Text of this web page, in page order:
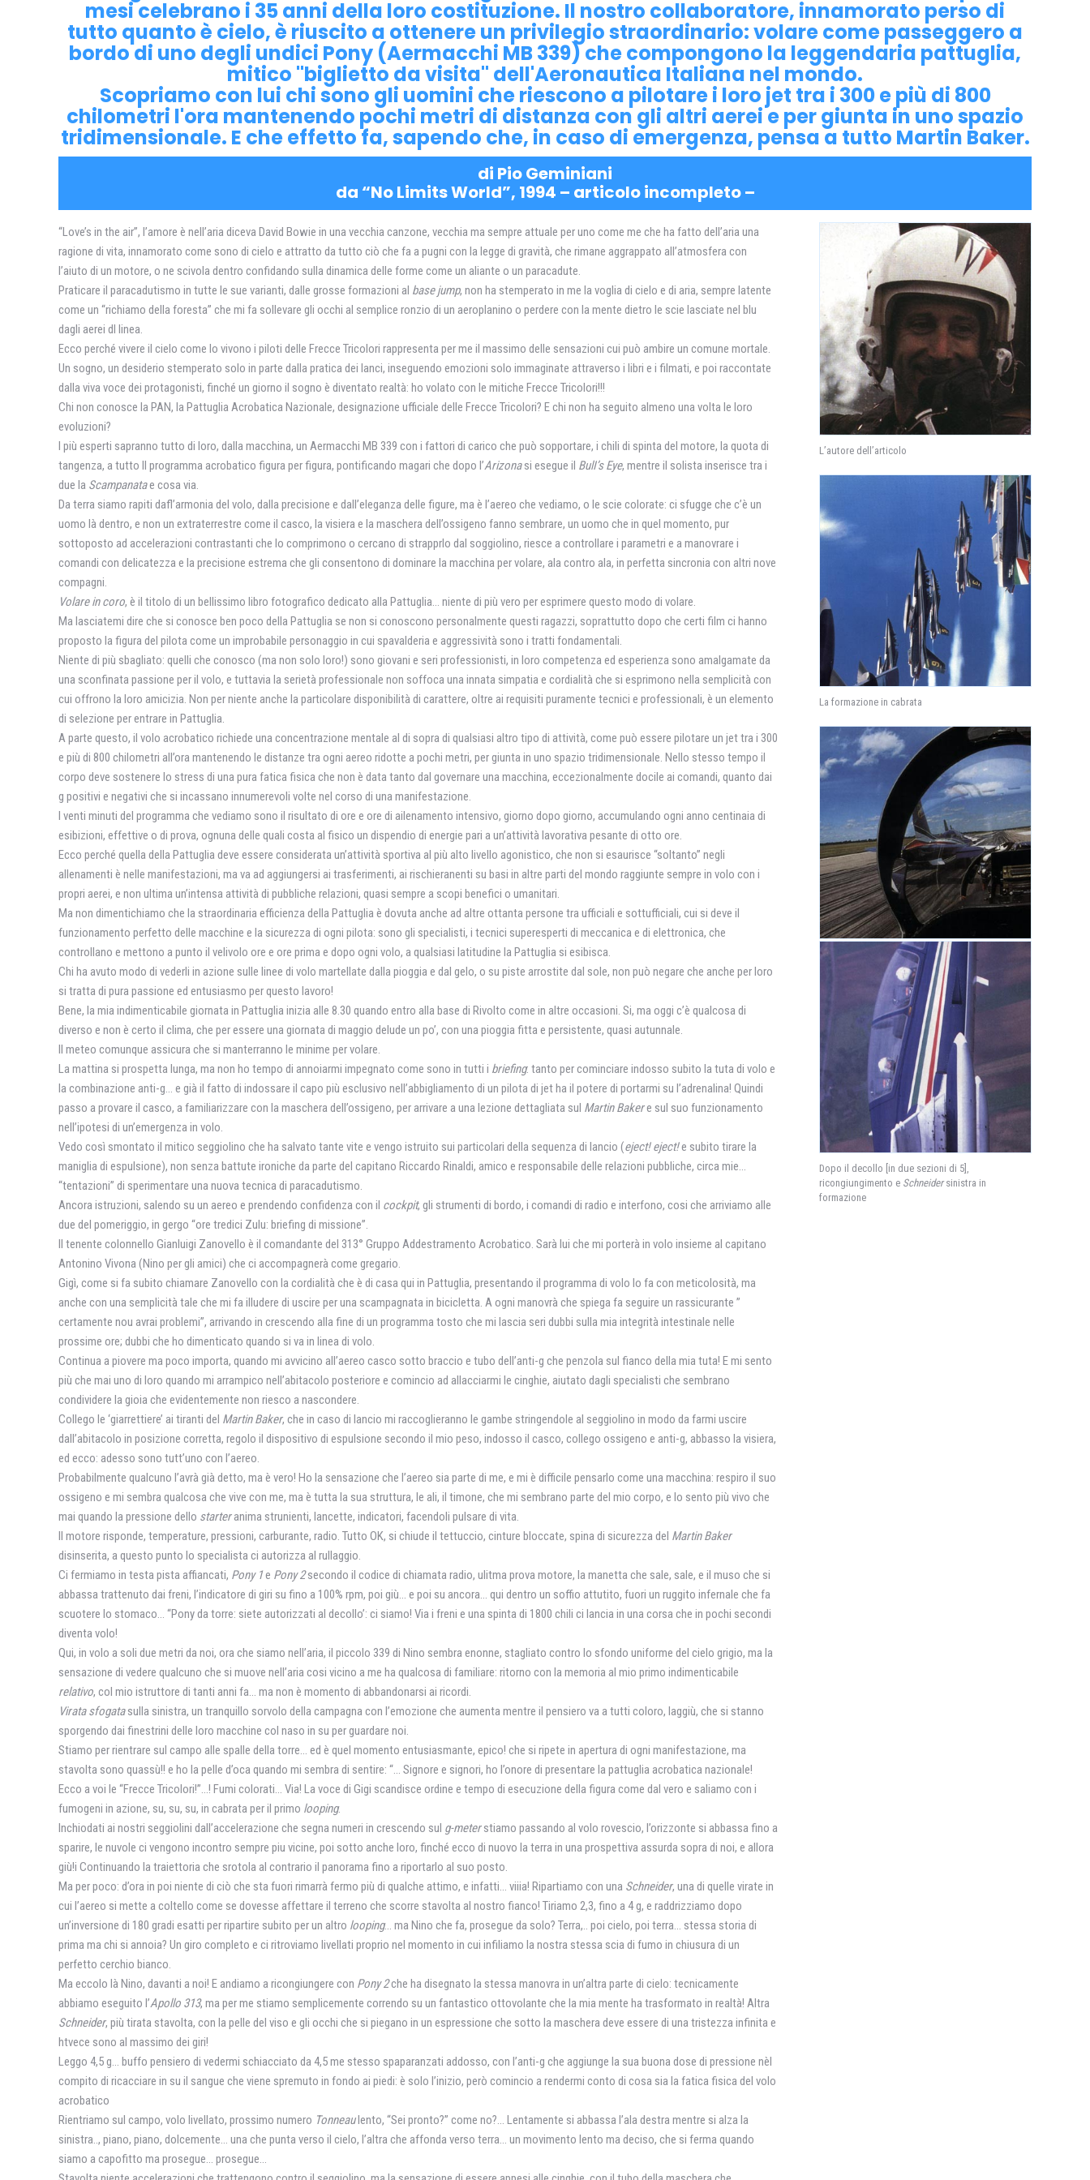
mesi celebrano i 35 anni della loro costituzione. Il nostro collaboratore, innamorato perso di
tutto quanto è cielo, è riuscito a ottenere un privilegio straordinario: volare come passeggero a
bordo di uno degli undici Pony (Aermacchi MB 339) che compongono la leggendaria pattuglia,
mitico "biglietto da visita" dell'Aeronautica Italiana nel mondo.
Scopriamo con lui chi sono gli uomini che riescono a pilotare i loro jet tra i 300 e più di 800
chilometri l'ora mantenendo pochi metri di distanza con gli altri aerei e per giunta in uno spazio
tridimensionale. E che effetto fa, sapendo che, in caso di emergenza, pensa a tutto Martin Baker.
di Pio Geminiani
da “No Limits World”, 1994 – articolo incompleto –
“Love’s in the air”, l’amore è nell’aria diceva David Bowie in una vecchia canzone, vecchia ma sempre attuale per uno come me che ha fatto dell’aria una
ragione di vita, innamorato come sono di cielo e attratto da tutto ciò che fa a pugni con la legge di gravità, che rimane aggrappato all’atmosfera con
l’aiuto di un motore, o ne scivola dentro confidando sulla dinamica delle forme come un aliante o un paracadute.
Praticare il paracadutismo in tutte le sue varianti, dalle grosse formazioni al base jump, non ha stemperato in me la voglia di cielo e di aria, sempre latente
come un “richiamo della foresta” che mi fa sollevare gli occhi al semplice ronzio di un aeroplanino o perdere con la mente dietro le scie lasciate nel blu
dagli aerei dl linea.
Ecco perché vivere il cielo come lo vivono i piloti delle Frecce Tricolori rappresenta per me il massimo delle sensazioni cui può ambire un comune mortale.
Un sogno, un desiderio stemperato solo in parte dalla pratica dei lanci, inseguendo emozioni solo immaginate attraverso i libri e i filmati, e poi raccontate
dalla viva voce dei protagonisti, finché un giorno il sogno è diventato realtà: ho volato con le mitiche Frecce Tricolori!!!
Chi non conosce la PAN, la Pattuglia Acrobatica Nazionale, designazione ufficiale delle Frecce Tricolori? E chi non ha seguito almeno una volta le loro
evoluzioni?
I più esperti sapranno tutto di loro, dalla macchina, un Aermacchi MB 339 con i fattori di carico che può sopportare, i chili di spinta del motore, la quota di
tangenza, a tutto Il programma acrobatico figura per figura, pontificando magari che dopo l’Arizonasi esegue il BulI’s Eye, mentre il solista inserisce tra i
due la Scampanatae cosa via.
Da terra siamo rapiti dafl’armonia del volo, dalla precisione e dall’eleganza delle figure, ma è l’aereo che vediamo, o le scie colorate: ci sfugge che c’è un
uomo là dentro, e non un extraterrestre come il casco, la visiera e la maschera dell’ossigeno fanno sembrare, un uomo che in quel momento, pur
sottoposto ad accelerazioni contrastanti che lo comprimono o cercano di strapprlo dal soggiolino, riesce a controllare i parametri e a manovrare i
comandi con delicatezza e la precisione estrema che gli consentono di dominare la macchina per volare, ala contro ala, in perfetta sincronia con altri nove
compagni.
Volare in coro, è il titolo di un bellissimo libro fotografico dedicato alla Pattuglia… niente di più vero per esprimere questo modo di volare.
Ma lasciatemi dire che si conosce ben poco della Pattuglia se non si conoscono personalmente questi ragazzi, soprattutto dopo che certi film ci hanno
proposto la figura del pilota come un improbabile personaggio in cui spavalderia e aggressività sono i tratti fondamentali.
Niente di più sbagliato: quelli che conosco (ma non solo loro!) sono giovani e seri professionisti, in loro competenza ed esperienza sono amalgamate da
una sconfinata passione per il volo, e tuttavia la serietà professionale non soffoca una innata simpatia e cordialità che si esprimono nella semplicità con
cui offrono la loro amicizia. Non per niente anche la particolare disponibilità di carattere, oltre ai requisiti puramente tecnici e professionali, è un elemento
di selezione per entrare in Pattuglia.
A parte questo, il volo acrobatico richiede una concentrazione mentale al di sopra di qualsiasi altro tipo di attività, come può essere pilotare un jet tra i 300
e più di 800 chilometri all’ora mantenendo le distanze tra ogni aereo ridotte a pochi metri, per giunta in uno spazio tridimensionale. Nello stesso tempo il
corpo deve sostenere lo stress di una pura fatica fisica che non è data tanto dal governare una macchina, eccezionalmente docile ai comandi, quanto dai
g positivi e negativi che si incassano innumerevoli volte nel corso di una manifestazione.
I venti minuti del programma che vediamo sono il risultato di ore e ore di ailenamento intensivo, giorno dopo giorno, accumulando ogni anno centinaia di
esibizioni, effettive o di prova, ognuna delle quali costa al fisico un dispendio di energie pari a un’attività lavorativa pesante di otto ore.
Ecco perché quella della Pattuglia deve essere considerata un’attività sportiva al più alto livello agonistico, che non si esaurisce “soltanto” negli
allenamenti è nelle manifestazioni, ma va ad aggiungersi ai trasferimenti, ai rischieranenti su basi in altre parti del mondo raggiunte sempre in volo con i
propri aerei, e non ultima un’intensa attività di pubbliche relazioni, quasi sempre a scopi benefici o umanitari.
Ma non dimentichiamo che la straordinaria efficienza della Pattuglia è dovuta anche ad altre ottanta persone tra ufficiali e sottufficiali, cui si deve il
funzionamento perfetto delle macchine e la sicurezza di ogni pilota: sono gli specialisti, i tecnici superesperti di meccanica e di elettronica, che
controllano e mettono a punto il velivolo ore e ore prima e dopo ogni volo, a qualsiasi latitudine la Pattuglia si esibisca.
Chi ha avuto modo di vederli in azione sulle linee di volo martellate dalla pioggia e dal gelo, o su piste arrostite dal sole, non può negare che anche per loro
si tratta di pura passione ed entusiasmo per questo lavoro!
Bene, la mia indimenticabile giornata in Pattuglia inizia alle 8.30 quando entro alla base di Rivolto come in altre occasioni. Si, ma oggi c’è qualcosa di
diverso e non è certo il clima, che per essere una giornata di maggio delude un po’, con una pioggia fitta e persistente, quasi autunnale.
Il meteo comunque assicura che si manterranno le minime per volare.
La mattina si prospetta lunga, ma non ho tempo di annoiarmi impegnato come sono in tutti i briefing: tanto per cominciare indosso subito la tuta di volo e
la combinazione anti-g… e già il fatto di indossare il capo più esclusivo nell’abbigliamento di un pilota di jet ha il potere di portarmi su l’adrenalina! Quindi
passo a provare il casco, a familiarizzare con la maschera dell’ossigeno, per arrivare a una lezione dettagliata sul Martin Bakere sul suo funzionamento
nell’ipotesi di un’emergenza in volo.
Vedo così smontato il mitico seggiolino che ha salvato tante vite e vengo istruito sui particolari della sequenza di lancio (eject! eject!e subito tirare la
maniglia di espulsione), non senza battute ironiche da parte del capitano Riccardo Rinaldi, amico e responsabile delle relazioni pubbliche, circa mie…
“tentazioni” di sperimentare una nuova tecnica di paracadutismo.
Ancora istruzioni, salendo su un aereo e prendendo confidenza con il cockpit, gli strumenti di bordo, i comandi di radio e interfono, cosi che arriviamo alle
due del pomeriggio, in gergo “ore tredici Zulu: briefing di missione”.
Il tenente colonnello Gianluigi Zanovello è il comandante del 313° Gruppo Addestramento Acrobatico. Sarà lui che mi porterà in volo insieme al capitano
Antonino Vivona (Nino per gli amici) che ci accompagnerà come gregario.
Gigì, come si fa subito chiamare Zanovello con la cordialità che è di casa qui in Pattuglia, presentando il programma di volo lo fa con meticolosità, ma
anche con una semplicità tale che mi fa illudere di uscire per una scampagnata in bicicletta. A ogni manovrà che spiega fa seguire un rassicurante ”
certamente nou avrai problemi”, arrivando in crescendo alla fine di un programma tosto che mi lascia seri dubbi sulla mia integrità intestinale nelle
prossime ore; dubbi che ho dimenticato quando si va in linea di volo.
Continua a piovere ma poco importa, quando mi avvicino all’aereo casco sotto braccio e tubo dell’anti-g che penzola sul fianco della mia tuta! E mi sento
più che mai uno di loro quando mi arrampico nell’abitacolo posteriore e comincio ad allacciarmi le cinghie, aiutato dagli specialisti che sembrano
condividere Ia gioia che evidentemente non riesco a nascondere.
Collego le ‘giarrettiere’ ai tiranti del Martin Baker, che in caso di lancio mi raccoglieranno le gambe stringendole al seggiolino in modo da farmi uscire
dall’abitacolo in posizione corretta, regolo il dispositivo di espulsione secondo il mio peso, indosso il casco, collego ossigeno e anti-g, abbasso la visiera,
ed ecco: adesso sono tutt’uno con l’aereo.
Probabilmente qualcuno l’avrà già detto, ma è vero! Ho la sensazione che l’aereo sia parte di me, e mi è difficile pensarlo come una macchina: respiro il suo
ossigeno e mi sembra qualcosa che vive con me, ma è tutta la sua struttura, le ali, il timone, che mi sembrano parte del mio corpo, e lo sento più vivo che
mai quando la pressione delIo starteranima strunienti, lancette, indicatori, facendoli pulsare di vita.
Il motore risponde, temperature, pressioni, carburante, radio. Tutto OK, si chiude il tettuccio, cinture bloccate, spina di sicurezza del Martin Baker
disinserita, a questo punto lo specialista ci autorizza al rullaggio.
Ci fermiamo in testa pista affiancati, Pony 1e Pony 2secondo il codice di chiamata radio, ulitma prova motore, la manetta che saIe, sale, e il muso che si
abbassa trattenuto dai freni, l’indicatore di giri su fino a 100% rpm, poi giù… e poi su ancora… qui dentro un soffio attutito, fuori un ruggito infernale che fa
scuotere lo stomaco… “Pony da torre: siete autorizzati al decollo’: ci siamo! Via i freni e una spinta di 1800 chili ci lancia in una corsa che in pochi secondi
diventa volo!
Qui, in volo a soli due metri da noi, ora che siamo nell’aria, il piccolo 339 di Nino sembra enonne, stagliato contro Io sfondo uniforme del cielo grigio, ma la
sensazione di vedere qualcuno che si muove nell’aria cosi vicino a me ha qualcosa di familiare: ritorno con la memoria al mio primo indimenticabile
relativo, col mio istruttore di tanti anni fa… ma non è momento di abbandonarsi ai ricordi.
Virata sfogatasulla sinistra, un tranquillo sorvolo della campagna con l’emozione che aumenta mentre il pensiero va a tutti coloro, laggiù, che si stanno
sporgendo dai finestrini delle loro macchine col naso in su per guardare noi.
Stiamo per rientrare sul campo alle spalle della torre… ed è quel momento entusiasmante, epico! che si ripete in apertura di ogni manifestazione, ma
stavolta sono quassù!! e ho la pelle d’oca quando mi sembra di sentire: “… Signore e signori, ho l’onore di presentare la pattuglia acrobatica nazionale!
Ecco a voi le “Frecce Tricolori!”…! Fumi colorati… Via! La voce di Gigi scandisce ordine e tempo di esecuzione della figura come dal vero e saliamo con i
fumogeni in azione, su, su, su, in cabrata per il primo looping.
Inchiodati ai nostri seggiolini dall’accelerazione che segna numeri in crescendo sul g-meterstiamo passando al volo rovescio, l’orizzonte si abbassa fino a
sparire, le nuvole ci vengono incontro sempre piu vicine, poi sotto anche loro, finché ecco di nuovo la terra in una prospettiva assurda sopra di noi, e allora
giù!i Continuando la traiettoria che srotola al contrario il panorama fino a riportarlo al suo posto.
Ma per poco: d’ora in poi niente di ciò che sta fuori rimarrà fermo più di qualche attimo, e infatti… viiia! Ripartiamo con una Schneider, una di quelle virate in
cui l’aereo si mette a coltello come se dovesse affettare il terreno che scorre stavolta al nostro fianco! Tiriamo 2,3, fino a 4 g, e raddrizziamo dopo
un’inversione di 180 gradi esatti per ripartire subito per un altro looping… ma Nino che fa, prosegue da solo? Terra,.. poi cielo, poi terra… stessa storia di
prima ma chi si annoia? Un giro completo e ci ritroviamo livellati proprio nel momento in cui infiliamo la nostra stessa scia di fumo in chiusura di un
perfetto cerchio bianco.
Ma eccolo là Nino, davanti a noi! E andiamo a ricongiungere con Pony 2che ha disegnato la stessa manovra in un’altra parte di cielo: tecnicamente
abbiamo eseguito l’Apollo 313, ma per me stiamo semplicemente correndo su un fantastico ottovolante che la mia mente ha trasformato in realtà! Altra
Schneider, più tirata stavolta, con la pelle del viso e gli occhi che si piegano in un espressione che sotto la maschera deve essere di una tristezza infinita e
htvece sono al massimo dei giri!
Leggo 4,5 g… buffo pensiero di vedermi schiacciato da 4,5 me stesso spaparanzati addosso, con l’anti-g che aggiunge la sua buona dose di pressione nèl
compito di ricacciare in su il sangue che viene spremuto in fondo ai piedi: è solo l’inizio, però comincio a rendermi conto di cosa sia la fatica fisica del volo
acrobatico
Rientriamo sul campo, volo livellato, prossimo numero Tonneaulento, “Sei pronto?” come no?… Lentamente si abbassa l’ala destra mentre si alza la
sinistra.., piano, piano, dolcemente… una che punta verso il cielo, l’altra che affonda verso terra… un movimento lento ma deciso, che si ferma quando
siamo a capofitto ma prosegue… prosegue…
L’autore dell’articolo
La formazione in cabrata
Dopo il decollo [in due sezioni di 5],
ricongiungimento e Schneidersinistra in
formazione